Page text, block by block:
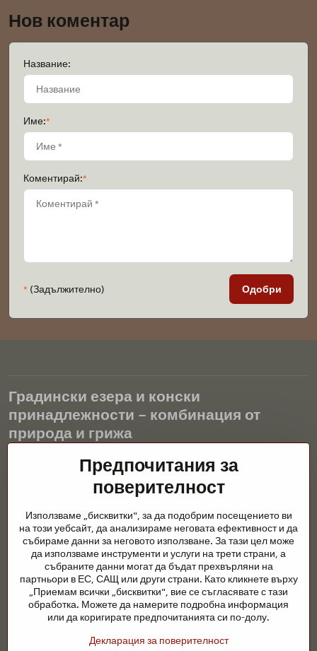
Нов коментар
Название:
Име:*
Коментирай:*
* (Задължително) Одобри
Градински езера и конски
принадлежности – комбинация от
природа и грижа
Градинските езера са красиво допълнение към всеки екстериор
и създават хармонична среда за релаксация и живот на водните
животни. Правилната технология, филтрацията и редовната
през цялата година. Също толкова важна е грижата за
животните, които са част от нашия живот.
Конете се нуждаят от висококачествени конски принадлежности,
правилно хранене и отговорни грижи, за да бъдат здрави, силни
и доволни. Независимо дали става въпрос за екипировка за
ездачи, развъдчици или любители на природата, целта е да се
създаде среда, която подкрепя естествения баланс,
Предпочитания за
поверителност
Използваме „бисквитки", за да подобрим посещението ви
на този уебсайт, да анализираме неговата ефективност и да
събираме данни за неговото използване. За тази цел може
да използваме инструменти и услуги на трети страни, а
събраните данни могат да бъдат прехвърляни на
партньори в ЕС, САЩ или други страни. Като кликнете върху
„Приемам всички „бисквитки", вие се съгласявате с тази
обработка. Можете да намерите подробна информация
или да коригирате предпочитанията си по-долу.
Декларация за поверителност